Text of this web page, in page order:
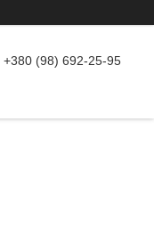
+380 (98) 692-25-95